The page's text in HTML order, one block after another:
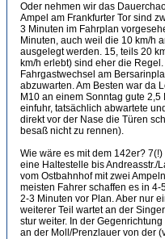
Oder nehmen wir das
Ampel am Frankfurter Tor sind
3 Minuten im Fahrplan
Minuten, auch weil die 10 km/h
ausgelegt werden. 15, teils 20
km/h erlebt) sind eher die
Fahrgastwechsel am
abzuwarten. Am Besten war da
M10 an einem Sonntag gute
einfuhr, tatsächlich abwartete
direkt vor der Nase die Türen
besaß nicht zu rennen).
Wie wäre es mit dem 142er?
eine Haltestelle bis Andreasstr./
vom Ostbahnhof mit zwei
meisten Fahrer schaffen es in
2-3 Minuten vor Plan. Aber nur
weiterer Teil wartet an der
stur weiter. In der
an der Moll/Prenzlauer von der